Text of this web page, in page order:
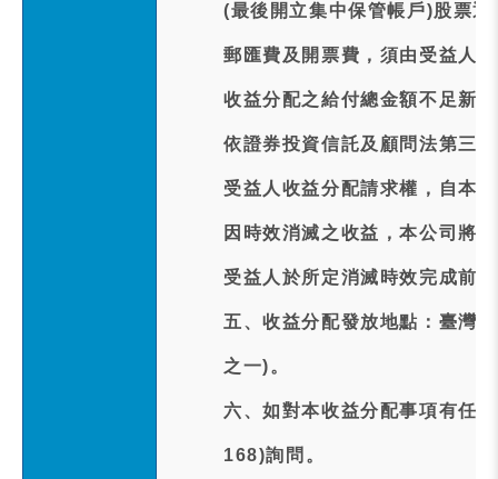
(最後開立集中保管帳戶)股票
郵匯費及開票費，須由受益人
收益分配之給付總金額不足新
依證券投資信託及顧問法第三
受益人收益分配請求權，自本
因時效消滅之收益，本公司將
受益人於所定消滅時效完成前
五、收益分配發放地點：臺灣
之一)。
六、如對本收益分配事項有任
168)詢問。